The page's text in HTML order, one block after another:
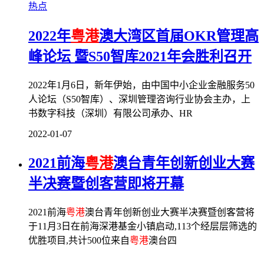
热点
2022年粤港澳大湾区首届OKR管理高
峰论坛 暨S50智库2021年会胜利召开
2022年1月6日，新年伊始，由中国中小企业金融服务50
人论坛（S50智库）、深圳管理咨询行业协会主办，上
书数字科技（深圳）有限公司承办、HR
2022-01-07
2021前海粤港澳台青年创新创业大赛
半决赛暨创客营即将开幕
2021前海粤港澳台青年创新创业大赛半决赛暨创客营将
于11月3日在前海深港基金小镇启动,113个经层层筛选的
优胜项目,共计500位来自粤港澳台四